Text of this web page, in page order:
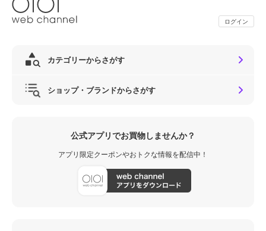
ログイン
カテゴリーからさがす
ショップ・ブランドからさがす
公式アプリでお買物しませんか？
アプリ限定クーポンやおトクな情報を配信中！